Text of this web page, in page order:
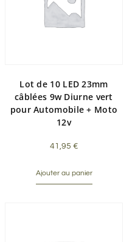
Lot de 10 LED 23mm
câblées 9w Diurne vert
pour Automobile + Moto
12v
41,95 €
Ajouter au panier